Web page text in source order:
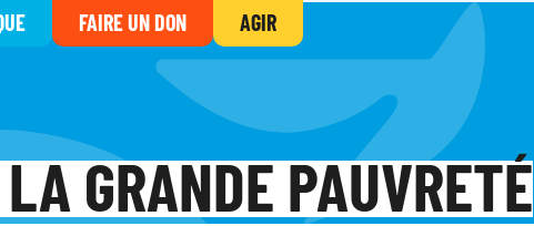
FAIRE UN DON AGIR
GRANDE PAUVRETÉ